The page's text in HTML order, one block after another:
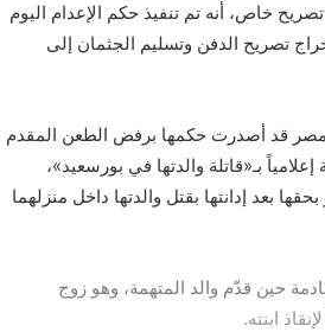
خاص، أنه تم تنفيذ حكم الإعدام اليوم
تصريح الدفن وتسليم الجثمان إلى
قد أصدرت حكمها برفض الطعن المقدم
بـ«قاتلة والدتها في بورسعيد»،
بعد إدانتها بقتل والدتها داخل منزلهما
حين قدّم والد المتهمة، وهو زوج
ابنته.